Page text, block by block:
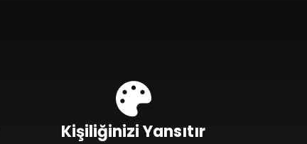
Kişiliğinizi Yansıtır